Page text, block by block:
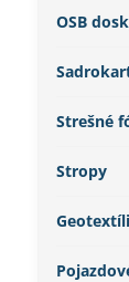
OSB
Strešné
Stropy